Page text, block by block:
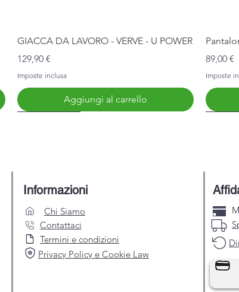
Vista rapida
GIACCA DA LAVORO - VERVE - U POWER
Prezzo
129,90 €
Imposte inclusa
Aggiungi al carrello
Prezzo
89,00 €
Imposte
Informazioni
Chi Siamo
Contattaci
Termini e condizioni
Privacy Policy e Cookie Law